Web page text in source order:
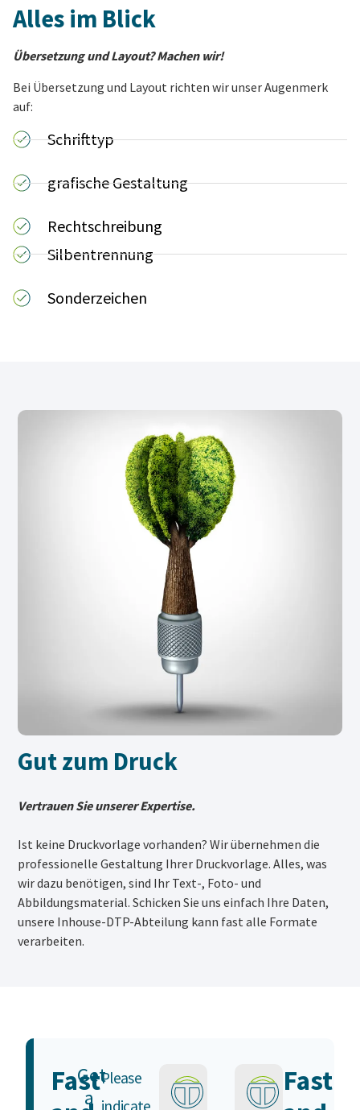
Alles im Blick
Übersetzung und Layout? Machen wir!
Bei Übersetzung und Layout richten wir unser Augenmerk
auf:
Schrifttyp
grafische Gestaltung
Rechtschreibung
Silbentrennung
Sonderzeichen
Gut zum Druck
Vertrauen Sie unserer Expertise.
Ist keine Druckvorlage vorhanden? Wir übernehmen die
professionelle Gestaltung Ihrer Druckvorlage. Alles, was
wir dazu benötigen, sind Ihr Text-, Foto- und
Abbildungsmaterial. Schicken Sie uns einfach Ihre Daten,
unsere Inhouse-DTP-Abteilung kann fast alle Formate
verarbeiten.
Fast
Get
a
Please
Fast